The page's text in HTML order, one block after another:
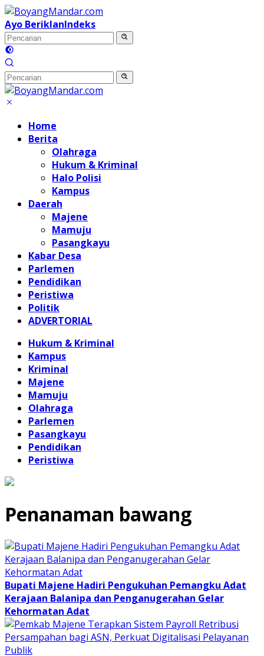
Langsung
ke
konten
Ayo BeriklanIndeks
Home
Berita
Olahraga
Hukum & Kriminal
Halo Polisi
Kampus
Daerah
Majene
Mamuju
Pasangkayu
Kabar Desa
Parlemen
Pendidikan
Peristiwa
Politik
ADVERTORIAL
Hukum & Kriminal
Kampus
Kriminal
Majene
Mamuju
Olahraga
Parlemen
Pasangkayu
Pendidikan
Peristiwa
Penanaman bawang
Bupati Majene Hadiri Pengukuhan Pemangku Adat
Kerajaan Balanipa dan Penganugerahan Gelar
Kehormatan Adat